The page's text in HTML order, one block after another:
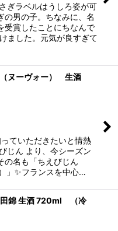
ぎラベルはうしろ姿が可
の男の子。ちなみに、名
受賞したことにちなんで
ました。元気が良すぎて
ヌーヴォー） 生酒
ていただきたいと情熱
じん より、今シーズン
の名も「ちえびじん
」✨フランスを中心…
田錦 生酒 720ml （冷